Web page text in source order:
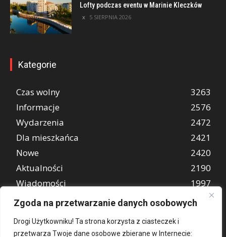
Zgoda na przetwarzanie danych osobowych
Drogi Użytkowniku! Ta strona korzysta z ciasteczek i
przetwarza Twoje dane osobowe zbierane w Internecie:
Lofty podczas eventu w Marinie Kleczków
5 SIERPNIA 2026
Kategorie
Czas wolny
3263
Informacje
2576
Wydarzenia
2472
Dla mieszkańca
2421
Nowe
2420
Aktualności
2190
Wiadomości
1997
REKLAMA
849